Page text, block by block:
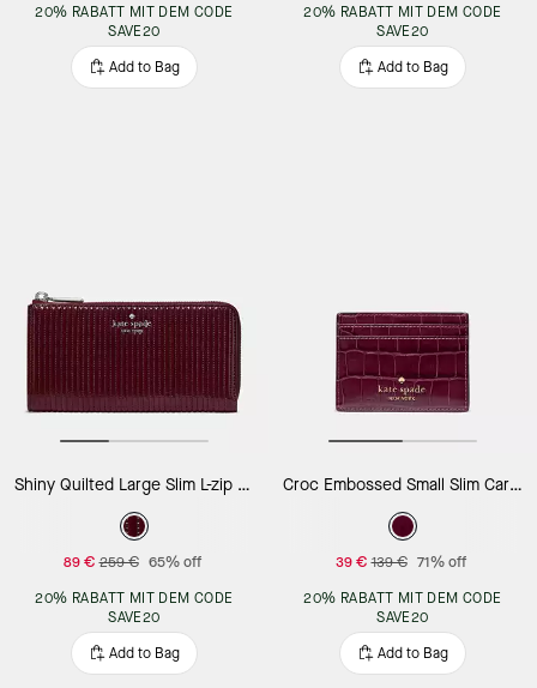
20% RABATT MIT DEM CODE
SAVE20
Add to Bag
20% RABATT MIT DEM CODE
SAVE20
Add to Bag
Shiny Quilted Large Slim L-zip Wallet
89 € 259 € 65% off
20% RABATT MIT DEM CODE
SAVE20
Add to Bag
Croc Embossed Small Slim Card Holder
39 € 139 € 71% off
20% RABATT MIT DEM CODE
SAVE20
Add to Bag